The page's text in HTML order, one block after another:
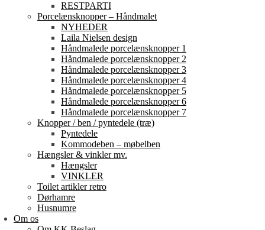
RESTPARTI
Porcelænsknopper – Håndmalet
NYHEDER
Laila Nielsen design
Håndmalede porcelænsknopper 1
Håndmalede porcelænsknopper 2
Håndmalede porcelænsknopper 3
Håndmalede porcelænsknopper 4
Håndmalede porcelænsknopper 5
Håndmalede porcelænsknopper 6
Håndmalede porcelænsknopper 7
Knopper / ben / pyntedele (træ)
Pyntedele
Kommodeben – møbelben
Hængsler & vinkler mv.
Hængsler
VINKLER
Toilet artikler retro
Dørhamre
Husnumre
Om os